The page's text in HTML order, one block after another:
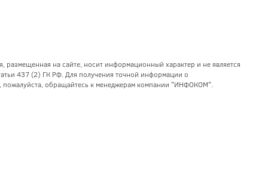
на сайте, носит информационный характер и не является
437 (2) ГК РФ. Для получения точной информации о
пожалуйста, обращайтесь к менеджерам компании "ИНФОКОМ".